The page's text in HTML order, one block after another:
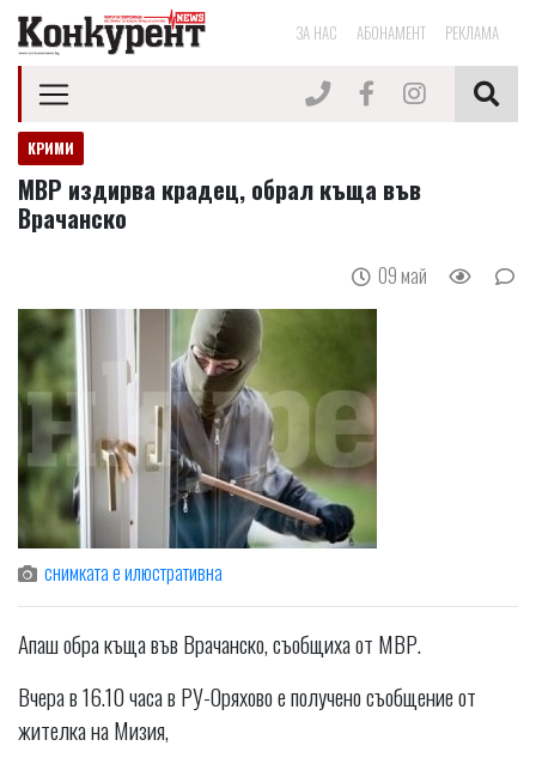
ЗА НАС АБОНАМЕНТ РЕКЛАМА
КРИМИ
МВР издирва крадец, обрал къща във
Врачанско
09 май
снимката е илюстративна
Апаш обра къща във Врачанско, съобщиха от МВР.
Вчера в 16.10 часа в РУ-Оряхово е получено съобщение от
жителка на Мизия,